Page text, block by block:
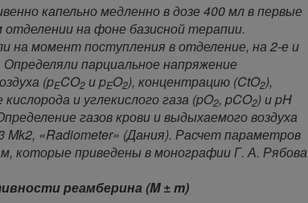
капельно медленно в дозе 400 мл в первые
на фоне базисной терапии.
на момент поступления в отделение, на 2-е и
парциальное напряжение
(pECO2 и pEO2), концентрацию (CtO2),
и углекислого газа (pO2, pCO2) и pH
газов крови и выдыхаемого воздуха
«Radiometer» (Дания). Расчет параметров
которые приведены в монографии Г. А. Рябова
реамберина (M ± m)